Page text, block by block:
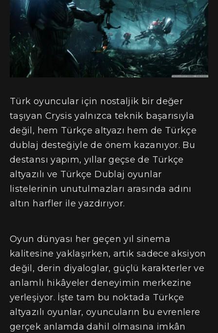
Türk oyuncular için nostaljik bir değer
taşıyan Crysis yalnızca teknik başarısıyla
değil, hem Türkçe altyazı hem de Türkçe
dublaj desteğiyle de önem kazanıyor. Bu
destansı yapım, yıllar geçse de Türkçe
altyazılı ve Türkçe Dublaj oyunlar
listelerinin unutulmazları arasında adını
altın harfler ile yazdırıyor.
Oyun dünyası her geçen yıl sinema
kalitesine yaklaşırken, artık sadece aksiyon
değil, derin diyaloglar, güçlü karakterler ve
anlamlı hikâyeler deneyimin merkezine
yerleşiyor. İşte tam bu noktada Türkçe
altyazılı oyunlar, oyuncuların bu evrenlere
gerçek anlamda dahil olmasına imkân